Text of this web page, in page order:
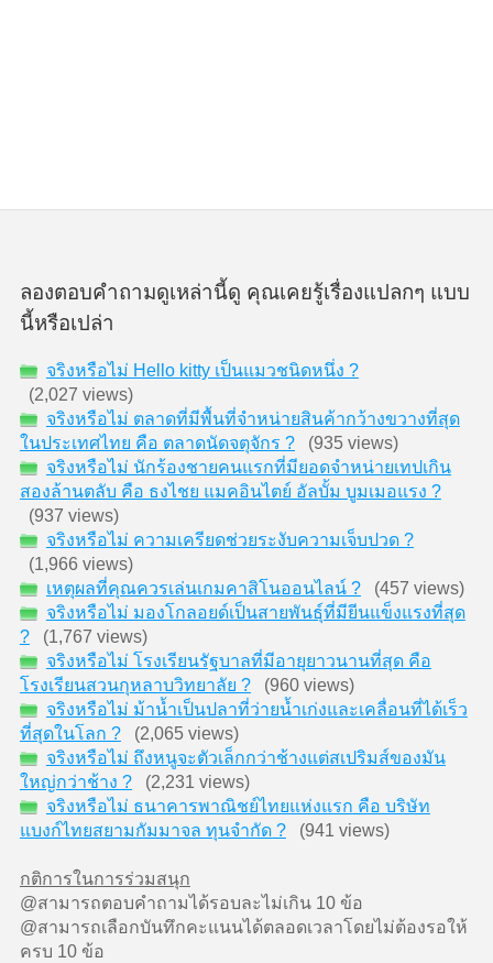
ลองตอบคำถามดูเหล่านี้ดู คุณเคยรู้เรื่องแปลกๆ แบบ
นี้หรือเปล่า
จริงหรือไม่ Hello kitty เป็นแมวชนิดหนึ่ง ?
(2,027 views)
จริงหรือไม่ ตลาดที่มีพื้นที่จำหน่ายสินค้ากว้างขวางที่สุด
ในประเทศไทย คือ ตลาดนัดจตุจักร ?(935 views)
จริงหรือไม่ นักร้องชายคนแรกที่มียอดจำหน่ายเทปเกิน
สองล้านตลับ คือ ธงไชย แมคอินไตย์ อัลบั้ม บูมเมอแรง ?
(937 views)
จริงหรือไม่ ความเครียดช่วยระงับความเจ็บปวด ?
(1,966 views)
เหตุผลที่คุณควรเล่นเกมคาสิโนออนไลน์ ?(457 views)
จริงหรือไม่ มองโกลอยด์เป็นสายพันธุ์ที่มียีนแข็งแรงที่สุด
?(1,767 views)
จริงหรือไม่ โรงเรียนรัฐบาลที่มีอายุยาวนานที่สุด คือ
โรงเรียนสวนกุหลาบวิทยาลัย ?(960 views)
จริงหรือไม่ ม้าน้ำเป็นปลาที่ว่ายน้ำเก่งและเคลื่อนที่ได้เร็ว
ที่สุดในโลก ?(2,065 views)
จริงหรือไม่ ถึงหนูจะตัวเล็กกว่าช้างแต่สเปริมส์ของมัน
ใหญ่กว่าช้าง ?(2,231 views)
จริงหรือไม่ ธนาคารพาณิชย์ไทยแห่งแรก คือ บริษัท
แบงก์ไทยสยามกัมมาจล ทุนจำกัด ?(941 views)
กติการในการร่วมสนุก
@สามารถตอบคำถามได้รอบละไม่เกิน 10 ข้อ
@สามารถเลือกบันทึกคะแนนได้ตลอดเวลาโดยไม่ต้องรอให้
ครบ 10 ข้อ